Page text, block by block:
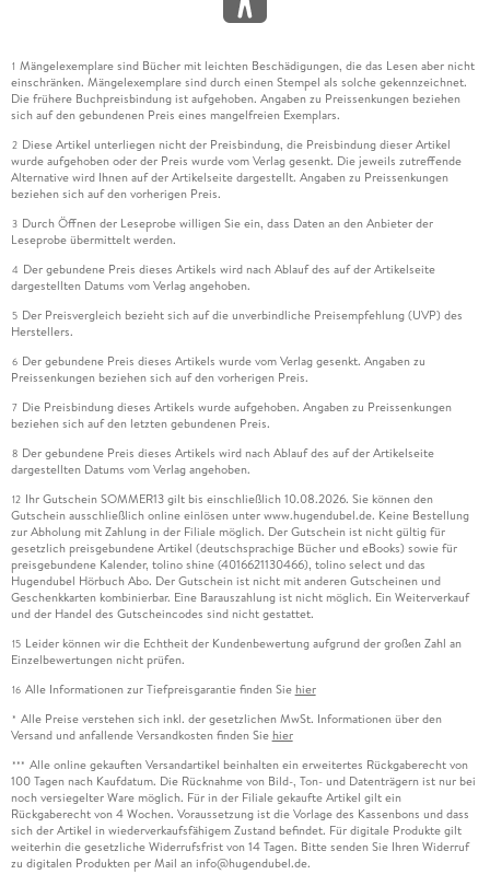
1 Mängelexemplare sind Bücher mit leichten Beschädigungen, die das Lesen aber nicht
einschränken. Mängelexemplare sind durch einen Stempel als solche gekennzeichnet.
Die frühere Buchpreisbindung ist aufgehoben. Angaben zu Preissenkungen beziehen
sich auf den gebundenen Preis eines mangelfreien Exemplars.
2 Diese Artikel unterliegen nicht der Preisbindung, die Preisbindung dieser Artikel
wurde aufgehoben oder der Preis wurde vom Verlag gesenkt. Die jeweils zutreffende
Alternative wird Ihnen auf der Artikelseite dargestellt. Angaben zu Preissenkungen
beziehen sich auf den vorherigen Preis.
3 Durch Öffnen der Leseprobe willigen Sie ein, dass Daten an den Anbieter der
Leseprobe übermittelt werden.
4 Der gebundene Preis dieses Artikels wird nach Ablauf des auf der Artikelseite
dargestellten Datums vom Verlag angehoben.
5 Der Preisvergleich bezieht sich auf die unverbindliche Preisempfehlung (UVP) des
Herstellers.
6 Der gebundene Preis dieses Artikels wurde vom Verlag gesenkt. Angaben zu
Preissenkungen beziehen sich auf den vorherigen Preis.
7 Die Preisbindung dieses Artikels wurde aufgehoben. Angaben zu Preissenkungen
beziehen sich auf den letzten gebundenen Preis.
8 Der gebundene Preis dieses Artikels wird nach Ablauf des auf der Artikelseite
dargestellten Datums vom Verlag angehoben.
12 Ihr Gutschein SOMMER13 gilt bis einschließlich 10.08.2026. Sie können den
Gutschein ausschließlich online einlösen unter www.hugendubel.de. Keine Bestellung
zur Abholung mit Zahlung in der Filiale möglich. Der Gutschein ist nicht gültig für
gesetzlich preisgebundene Artikel (deutschsprachige Bücher und eBooks) sowie für
preisgebundene Kalender, tolino shine (4016621130466), tolino select und das
Hugendubel Hörbuch Abo. Der Gutschein ist nicht mit anderen Gutscheinen und
Geschenkkarten kombinierbar. Eine Barauszahlung ist nicht möglich. Ein Weiterverkauf
und der Handel des Gutscheincodes sind nicht gestattet.
15 Leider können wir die Echtheit der Kundenbewertung aufgrund der großen Zahl an
Einzelbewertungen nicht prüfen.
16 Alle Informationen zur Tiefpreisgarantie finden Sie hier
* Alle Preise verstehen sich inkl. der gesetzlichen MwSt. Informationen über den
Versand und anfallende Versandkosten finden Sie hier
*** Alle online gekauften Versandartikel beinhalten ein erweitertes Rückgaberecht von
100 Tagen nach Kaufdatum. Die Rücknahme von Bild-, Ton- und Datenträgern ist nur bei
noch versiegelter Ware möglich. Für in der Filiale gekaufte Artikel gilt ein
Rückgaberecht von 4 Wochen. Voraussetzung ist die Vorlage des Kassenbons und dass
sich der Artikel in wiederverkaufsfähigem Zustand befindet. Für digitale Produkte gilt
weiterhin die gesetzliche Widerrufsfrist von 14 Tagen. Bitte senden Sie Ihren Widerruf
zu digitalen Produkten per Mail an info@hugendubel.de.